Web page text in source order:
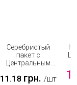
Серебристый
пакет с
Центральным
(135*360 мм)
11.18 грн. /шт